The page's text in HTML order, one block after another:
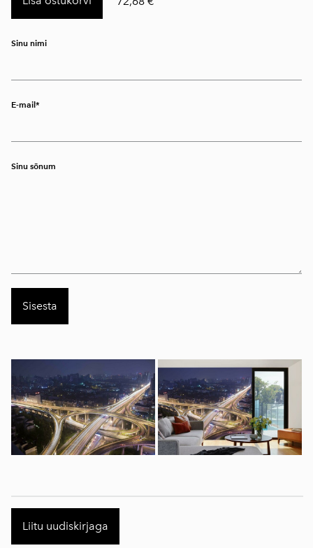
Sinu nimi
E-mail
Sinu sõnum
Liitu uudiskirjaga